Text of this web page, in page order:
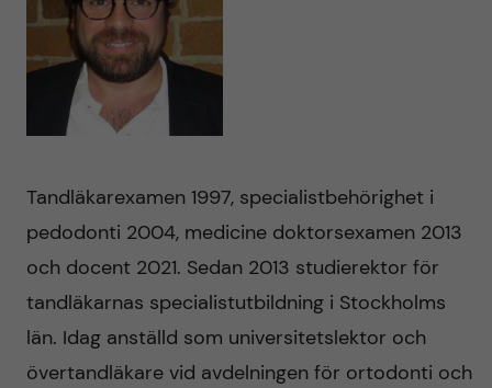
Tandläkarexamen 1997, specialistbehörighet i
pedodonti 2004, medicine doktorsexamen 2013
och docent 2021. Sedan 2013 studierektor för
tandläkarnas specialistutbildning i Stockholms
län. Idag anställd som universitetslektor och
övertandläkare vid avdelningen för ortodonti och